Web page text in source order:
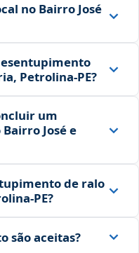
no Bairro José
Petrolina‑PE?
um
José e
de ralo
são aceitas?